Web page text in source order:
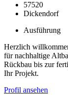
57520
Dickendorf
Ausführung
Herzlich
für nachhaltige
Rückbau bis zur
Ihr Projekt.
Profil ansehen